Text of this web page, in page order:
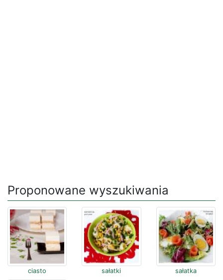
Proponowane wyszukiwania
ciasto sałatki sałatka